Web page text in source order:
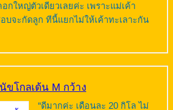
กใหญ่ตัวเดียวเลยค่ะ เพราะแม่เค้า
จะกัดลูก ทีนี้แยกไม่ให้เค้าทะเลาะกัน
ขโกลเด้น M กว้าง
“ดีมากค่ะ เดือนละ 20 กิโล ไม่